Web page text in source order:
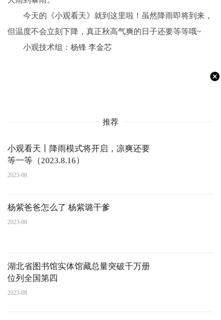
今天的《小观看天》就到这里啦！虽然降雨即将到来，
但温度不会立刻下降，真正秋高气爽的日子还要等等哦~
小观技术组：杨锋 李金芯
推荐
小观看天丨降雨模式将开启，凉爽还要
等一等（2023.8.16）
2023-08
杨紫爸爸怎么了 杨紫璐干爹
2023-08
湖北省图书馆实体馆藏总量突破千万册
位列全国第四
2023-08